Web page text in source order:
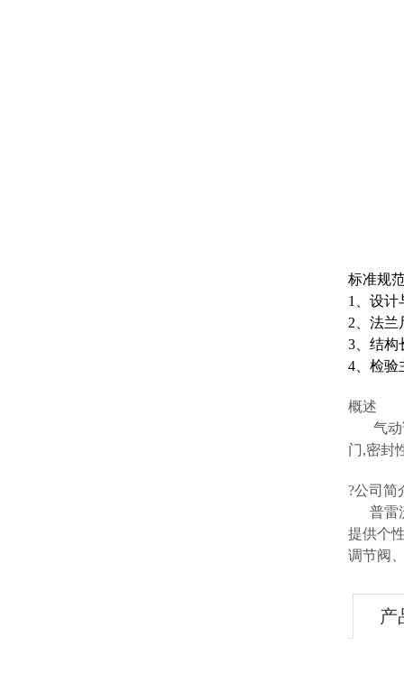
标准规
1、设计
2、法兰
3、结构
4、检验
概述
气动调
门,密封
?公司简
普雷沃
提供个
调节阀
产